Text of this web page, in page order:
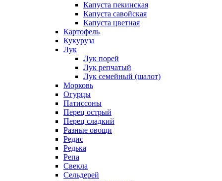
Капуста пекинская
Капуста савойская
Капуста цветная
Картофель
Кукуруза
Лук
Лук порей
Лук репчатый
Лук семейный (шалот)
Морковь
Огурцы
Патиссоны
Перец острый
Перец сладкий
Разные овощи
Редис
Редька
Репа
Свекла
Сельдерей